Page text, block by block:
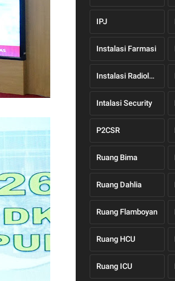
IPJ
Instalasi Farmasi
Instalasi Radiologi
Intalasi Security
P2CSR
Ruang Bima
Ruang Dahlia
Ruang Flamboyan
Ruang HCU
Ruang ICU